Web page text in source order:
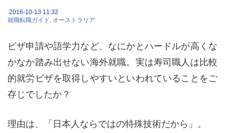
2016-10-13 11:32
就職転職ガイド オーストラリア
ビザ申請や語学力など、なにかとハードルが高くな
かなか踏み出せない海外就職。実は寿司職人は比較
的就労ビザを取得しやすいといわれていることをご
存じでしたか？
理由は、「日本人ならではの特殊技術だから」。